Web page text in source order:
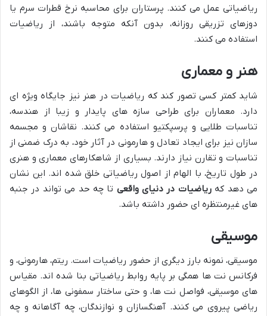
ریاضیاتی عمل می کنند. پرستاران برای محاسبه نرخ قطرات سرم یا
دوزهای تزریقی روزانه، بدون آنکه متوجه باشند، از ریاضیات
استفاده می کنند.
هنر و معماری
شاید کمتر کسی تصور کند که ریاضیات در هنر نیز جایگاه ویژه ای
دارد. معماران برای طراحی سازه های پایدار و زیبا از هندسه،
تناسبات طلایی و پرسپکتیو استفاده می کنند. نقاشان و مجسمه
سازان نیز برای ایجاد تعادل و هارمونی در آثار خود، به درک ضمنی از
تناسبات و تقارن نیاز دارند. بسیاری از شاهکارهای معماری و هنری
در طول تاریخ، با الهام از اصول ریاضیاتی خلق شده اند. این نشان
می دهد کهریاضیات در دنیای واقعی تا چه حد می تواند در جنبه
های غیرمنتظره ای حضور داشته باشد.
موسیقی
موسیقی، نمونه بارز دیگری از حضور ریاضیات است. ریتم، هارمونی، و
فرکانس نت ها همگی بر پایه روابط ریاضیاتی بنا شده اند. مقیاس
های موسیقی، فواصل نت ها، و حتی ساختار سمفونی ها، از الگوهای
ریاضی پیروی می کنند. آهنگسازان و نوازندگان، چه آگاهانه و چه